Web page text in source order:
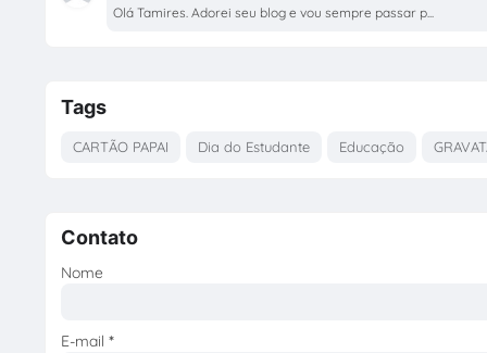
Olá Tamires. Adorei seu blog e vou sempre passar p...
Tags
CARTÃO PAPAI Dia do Estudante Educação
Contato
Nome
E-mail *